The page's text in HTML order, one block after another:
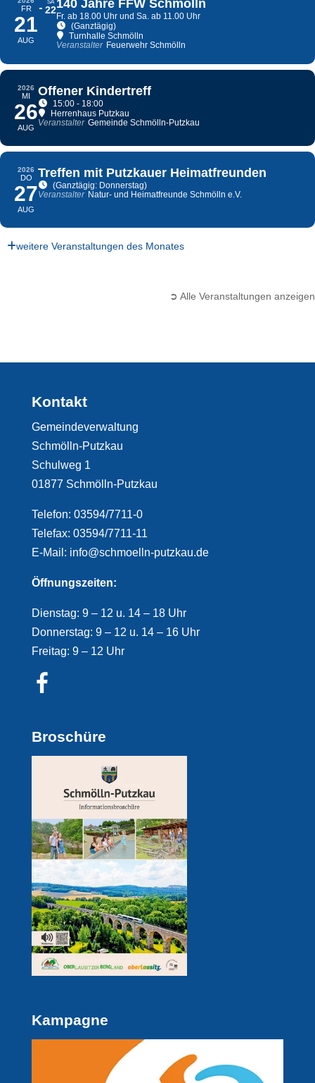
FR
21
AUG
SA
22140 Jahre FFW Schmölln
Fr. ab 18.00 Uhr und Sa. ab 11.00 Uhr
(Ganztägig)
Turnhalle Schmölln
Veranstalter Feuerwehr Schmölln
2026
MI
26
AUG
Offener Kindertreff
15:00 - 18:00
Herrenhaus Putzkau
Veranstalter Gemeinde Schmölln-Putzkau
2026
DO
27
AUG
Treffen mit Putzkauer Heimatfreunden
(Ganztägig: Donnerstag)
Veranstalter Natur- und Heimatfreunde Schmölln e.V.
weitere Veranstaltungen des Monates
➲ Alle Veranstaltungen anzeigen
Kontakt
Gemeindeverwaltung
Schmölln-Putzkau
Schulweg 1
01877 Schmölln-Putzkau
Telefon: 03594/7711-0
Telefax: 03594/7711-11
E-Mail: info@schmoelln-putzkau.de
Öffnungszeiten:
Dienstag: 9 – 12 u. 14 – 18 Uhr
Donnerstag: 9 – 12 u. 14 – 16 Uhr
Freitag: 9 – 12 Uhr
Broschüre
Kampagne